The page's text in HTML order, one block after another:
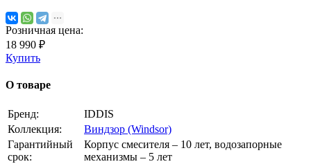
Розничная цена:
18 990 ₽
Купить
О товаре
Бренд:
IDDIS
Коллекция:
Виндзор (Windsor)
Гарантийный
срок:
Корпус смесителя – 10 лет, водозапорные
механизмы – 5 лет